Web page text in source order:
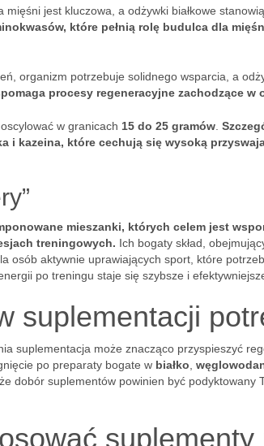
jest kluczowa, a odżywki białkowe
które pełnią rolę budulca dla
organizm potrzebuje solidnego wsparcia, a
procesy regeneracyjne zachodzące w
w granicach 15 do 25 gramów
i kazeina, które cechują się wysoką
mieszanki, których celem jest
treningowych. Ich bogaty skład,
osób aktywnie uprawiających sport, które
po treningu staje się szybsze i
suplementacji
suplementacja może znacząco przyspieszyć
po preparaty bogate w białko
dobór suplementów powinien być podyktowany